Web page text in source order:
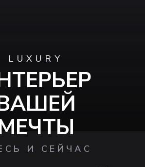
LUXURY
И СЕЙЧАС